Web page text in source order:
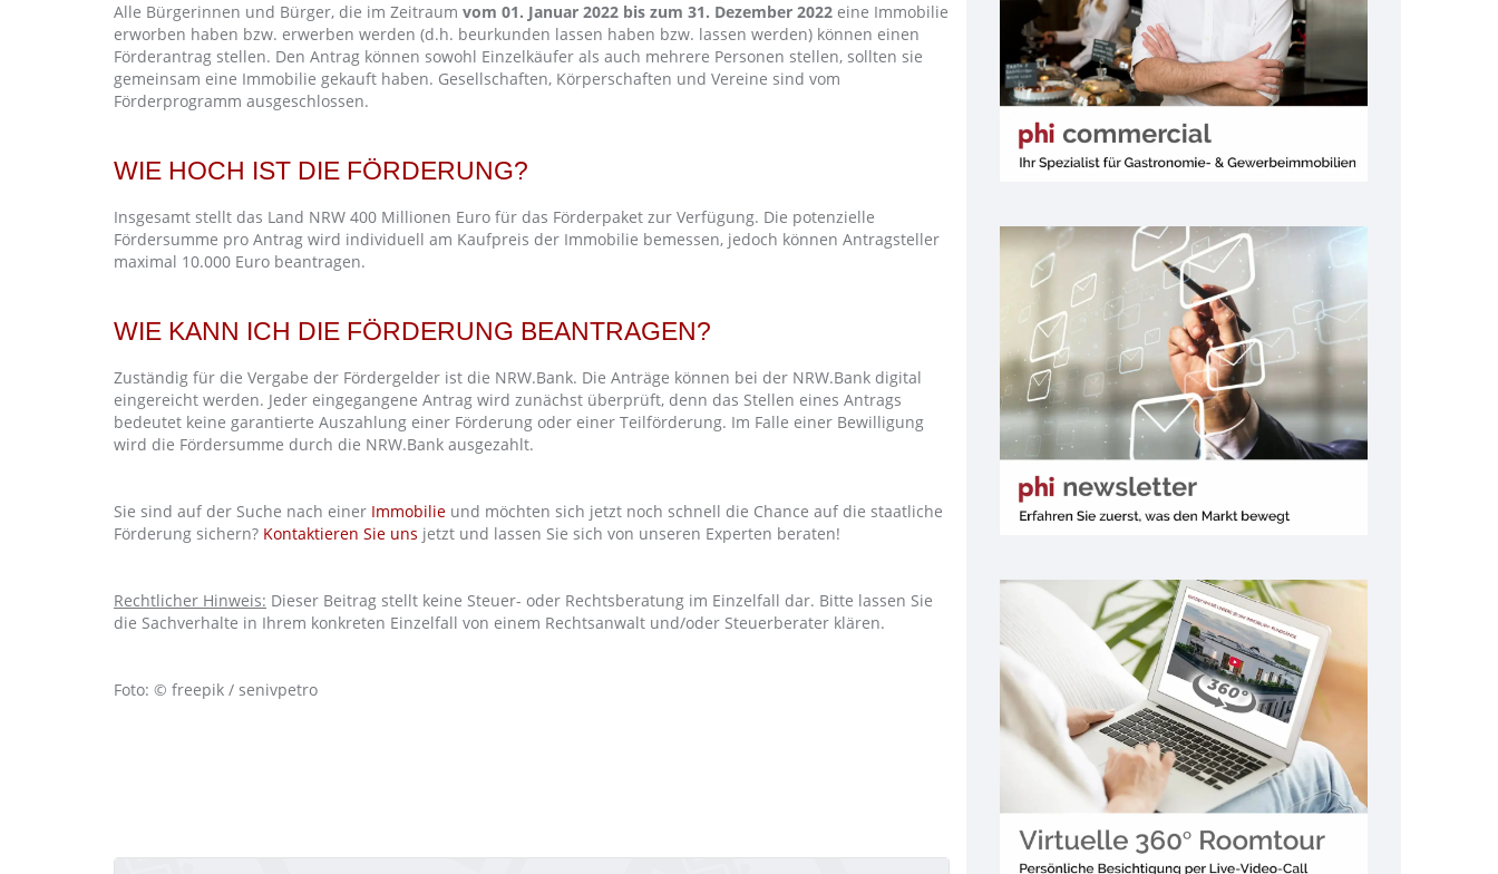
Alle Bürgerinnen und Bürger, die im Zeitraum vom 01. Januar 2022 bis zum 31. Dezember 2022 eine Immobilie
erworben haben bzw. erwerben werden (d.h. beurkunden lassen haben bzw. lassen werden) können einen
Förderantrag stellen. Den Antrag können sowohl Einzelkäufer als auch mehrere Personen stellen, sollten sie
gemeinsam eine Immobilie gekauft haben. Gesellschaften, Körperschaften und Vereine sind vom
Förderprogramm ausgeschlossen.
WIE HOCH IST DIE FÖRDERUNG?
Insgesamt stellt das Land NRW 400 Millionen Euro für das Förderpaket zur Verfügung. Die potenzielle
Fördersumme pro Antrag wird individuell am Kaufpreis der Immobilie bemessen, jedoch können Antragsteller
maximal 10.000 Euro beantragen.
WIE KANN ICH DIE FÖRDERUNG BEANTRAGEN?
Zuständig für die Vergabe der Fördergelder ist die NRW.Bank. Die Anträge können bei der NRW.Bank digital
eingereicht werden. Jeder eingegangene Antrag wird zunächst überprüft, denn das Stellen eines Antrags
bedeutet keine garantierte Auszahlung einer Förderung oder einer Teilförderung. Im Falle einer Bewilligung
wird die Fördersumme durch die NRW.Bank ausgezahlt.
Sie sind auf der Suche nach einer Immobilie und möchten sich jetzt noch schnell die Chance auf die staatliche
Förderung sichern? Kontaktieren Sie uns jetzt und lassen Sie sich von unseren Experten beraten!
Rechtlicher Hinweis: Dieser Beitrag stellt keine Steuer- oder Rechtsberatung im Einzelfall dar. Bitte lassen Sie
die Sachverhalte in Ihrem konkreten Einzelfall von einem Rechtsanwalt und/oder Steuerberater klären.
Foto: © freepik / senivpetro